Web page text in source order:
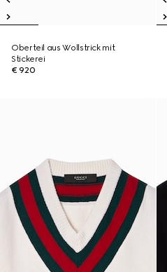
Oberteil aus Wollstrick mit
Stickerei
€ 920